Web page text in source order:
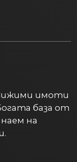
имоти
база от
на